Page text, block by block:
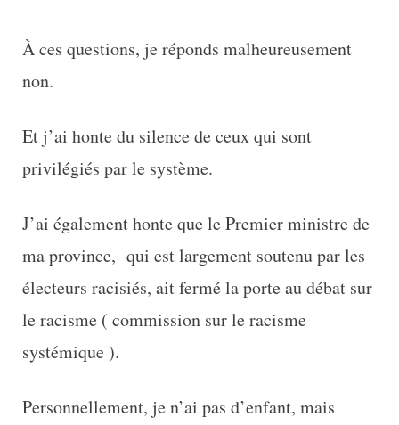
À ces questions, je réponds malheureusement
non.
Et j’ai honte du silence de ceux qui sont
privilégiés par le système.
J’ai également honte que le Premier ministre de
ma province, qui est largement soutenu par les
électeurs racisiés, ait fermé la porte au débat sur
le racisme ( commission sur le racisme
systémique ).
Personnellement, je n’ai pas d’enfant, mais